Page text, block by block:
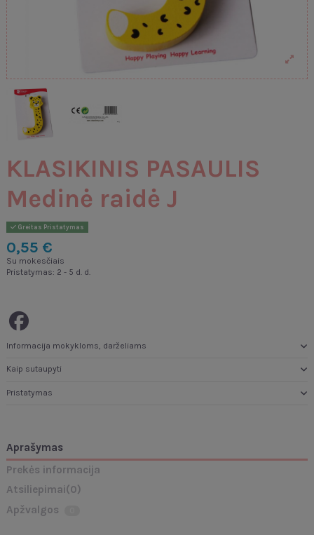
KLASIKINIS PASAULIS
Medinė raidė J
Greitas Pristatymas
0,55 €
Su mokesčiais
Pristatymas: 2 - 5 d. d.
Informacija mokykloms, darželiams
Kaip sutaupyti
Pristatymas
Aprašymas
Prekės informacija
Atsiliepimai(0)
Apžvalgos